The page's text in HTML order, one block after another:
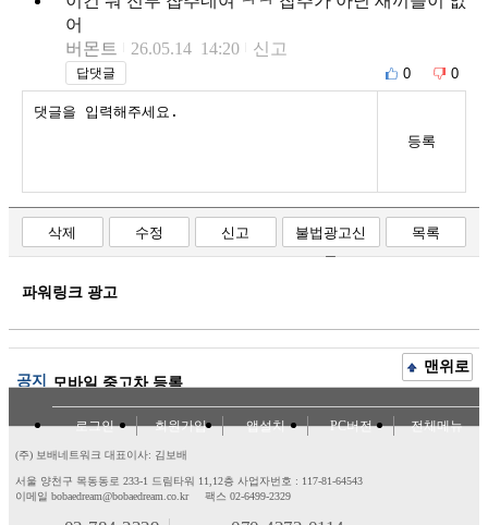
어
버몬트
26.05.14 14:20 신고
답댓글 0 0
등록
삭제 수정 신고
불법광고신
고
목록
파워링크 광고
공지 모바일 중고차 등록
맨위로
로그인 회원가입 앱설치 PC버전 전체메뉴
(주) 보배네트워크 대표이사: 김보배
서울 양천구 목동동로 233-1 드림타워 11,12층 사업자번호 : 117-81-64543
이메일 bobaedream@bobaedream.co.kr
팩스 02-6499-2329